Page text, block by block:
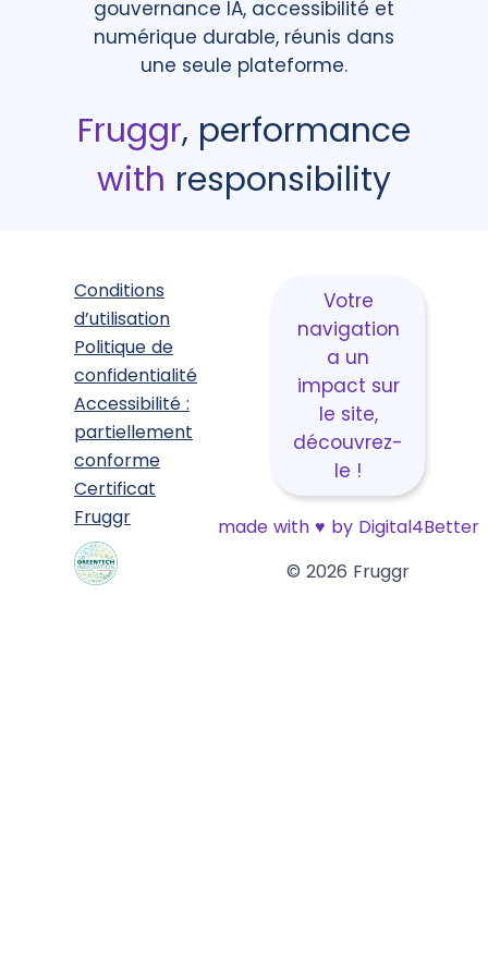
gouvernance IA, accessibilité et
numérique durable, réunis dans
une seule plateforme.
Fruggr, performance
with responsibility
Conditions
d’utilisation
Politique de
confidentialité
Accessibilité :
partiellement
conforme
Certificat
Fruggr
Votre
navigation
a un
impact sur
le site,
découvrez-
le !
made with ♥ by Digital4Better
© 2026 Fruggr